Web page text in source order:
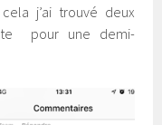
j’ai trouvé deux
pour une demi-